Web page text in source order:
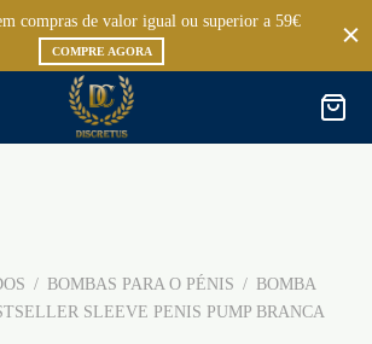
compras de valor igual ou superior a 59€
COMPRE AGORA
/ BOMBAS PARA O PÉNIS / BOMBA
SLEEVE PENIS PUMP BRANCA